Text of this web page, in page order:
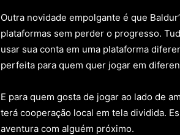
Outra novidade empolgante é que
plataformas sem perder o progresso.
usar sua conta em uma plataforma
perfeita para quem quer jogar em
E para quem gosta de jogar ao lado de
terá cooperação local em tela dividida.
aventura com alguém próximo.